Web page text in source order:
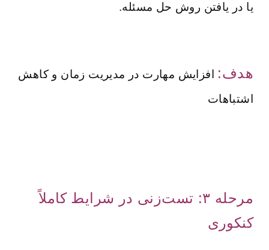
یا در یافتن روش حل مسئله.
هدف: افزایش مهارت در مدیریت زمان و کاهش
اشتباهات
مرحله ۳: تست‌زنی در شرایط کاملاً
کنکوری